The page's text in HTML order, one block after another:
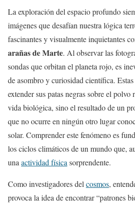
La exploración del espacio profundo
imágenes que desafían nuestra lógica
fascinantes y visualmente inquietantes
arañas de Marte. Al observar las
sondas que orbitan el planeta rojo, es
de asombro y curiosidad científica.
extender sus patas negras sobre el
vida biológica, sino el resultado de un
que no ocurre en ningún otro lugar
solar. Comprender este fenómeno es
los ciclos climáticos de un mundo que,
una actividad física sorprendente.
Como investigadores del cosmos,
provoca la idea de encontrar “patrones